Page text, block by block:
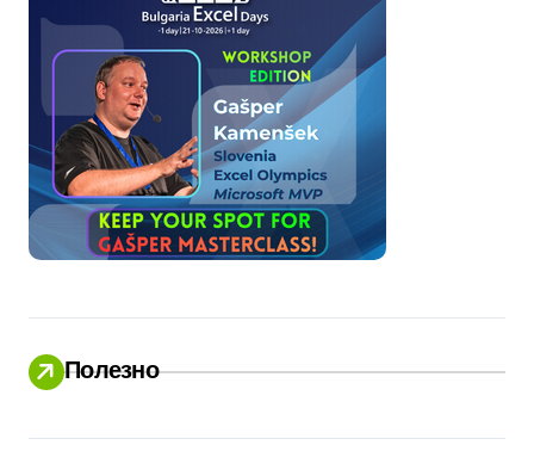
Полезно